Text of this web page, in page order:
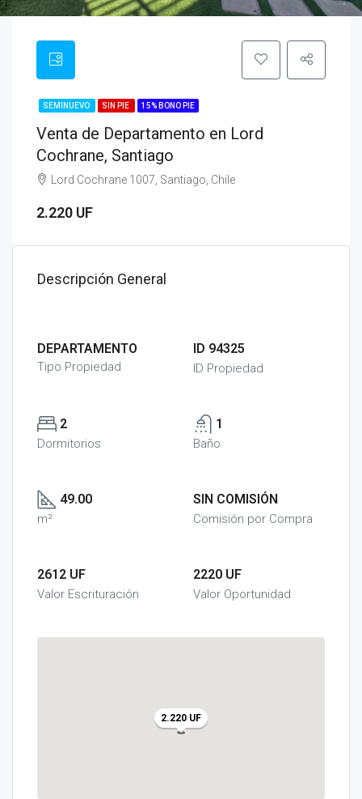
SEMINUEVO SIN PIE 15% BONO PIE
Venta de Departamento en Lord
Cochrane, Santiago
Lord Cochrane 1007, Santiago, Chile
2.220 UF
Descripción General
DEPARTAMENTO
Tipo Propiedad
ID 94325
ID Propiedad
2
Dormitorios
1
Baño
49.00
m²
SIN COMISIÓN
Comisión por Compra
2612 UF
Valor Escrituración
2220 UF
Valor Oportunidad
2.220 UF